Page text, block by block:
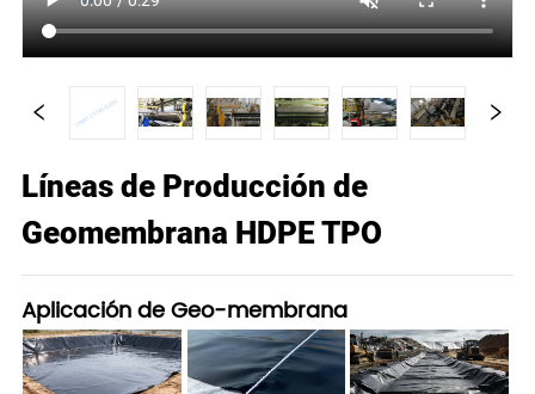
Líneas de Producción de
Geomembrana HDPE TPO
Aplicación de Geo-membrana